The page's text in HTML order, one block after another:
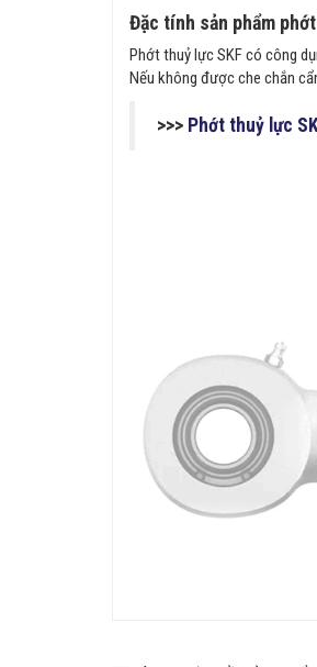
Đặc tính sản phẩm
Phớt thuỷ lực SKF có công
Nếu không được che chắn
>>> Phớt thuỷ lực